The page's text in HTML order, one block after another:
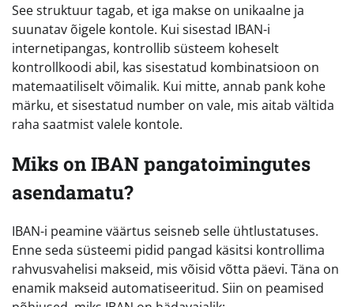
See struktuur tagab, et iga makse on unikaalne ja
suunatav õigele kontole. Kui sisestad IBAN-i
internetipangas, kontrollib süsteem koheselt
kontrollkoodi abil, kas sisestatud kombinatsioon on
matemaatiliselt võimalik. Kui mitte, annab pank kohe
märku, et sisestatud number on vale, mis aitab vältida
raha saatmist valele kontole.
Miks on IBAN pangatoimingutes
asendamatu?
IBAN-i peamine väärtus seisneb selle ühtlustatuses.
Enne seda süsteemi pidid pangad käsitsi kontrollima
rahvusvahelisi makseid, mis võisid võtta päevi. Täna on
enamik makseid automatiseeritud. Siin on peamised